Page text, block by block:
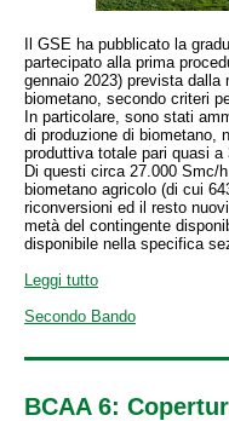
Il GSE ha pubblicato la
partecipato alla prima
gennaio 2023) prevista dalla
biometano, secondo criteri
In particolare, sono stati
di produzione di biometano,
produttiva totale pari quasi
Di questi circa 27.000 Smc/
biometano agricolo (di cui
riconversioni ed il resto
metà del contingente
disponibile nella specifica
Leggi tutto
Secondo Bando
BCAA 6: